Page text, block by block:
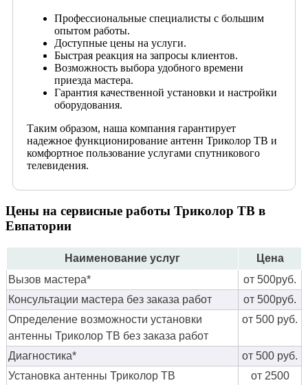
Профессиональные специалисты с большим
опытом работы.
Доступные цены на услуги.
Быстрая реакция на запросы клиентов.
Возможность выбора удобного времени
приезда мастера.
Гарантия качественной установки и настройки
оборудования.
Таким образом, наша компания гарантирует
надежное функционирование антенн Триколор ТВ и
комфортное пользование услугами спутникового
телевидения.
Цены на сервисные работы Триколор ТВ в
Евпатории
Наименование услуг
Цена
Вызов мастера*
от 500руб.
Консультации мастера без заказа работ
от 500руб.
Определение возможности установки
антенны Триколор ТВ без заказа работ
от 500 руб.
Диагностика*
от 500 руб.
Установка антенны Триколор ТВ
от 2500